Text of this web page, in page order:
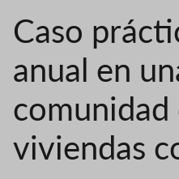
Caso
anual en
comunidad
viviendas